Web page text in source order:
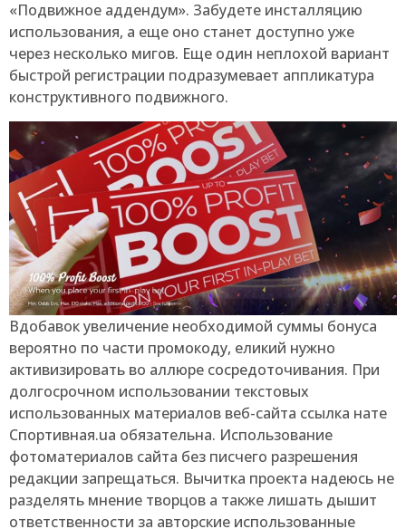
«Подвижное аддендум». Забудете инсталляцию
использования, а еще оно станет доступно уже
через несколько мигов. Еще один неплохой вариант
быстрой регистрации подразумевает аппликатура
конструктивного подвижного.
Вдобавок увеличение необходимой суммы бонуса
вероятно по части промокоду, еликий нужно
активизировать во аллюре сосредоточивания. При
долгосрочном использовании текстовых
использованных материалов веб-сайта ссылка нате
Спортивная.ua обязательна. Использование
фотоматериалов сайта без писчего разрешения
редакции запрещаться. Вычитка проекта надеюсь не
разделять мнение творцов а также лишать дышит
ответственности за авторские использованные